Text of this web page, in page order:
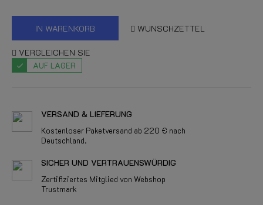
IN WARENKORB WUNSCHZETTEL
VERGLEICHEN SIE
AUF LAGER
VERSAND & LIEFERUNG
Kostenloser Paketversand ab 220 € nach
Deutschland.
SICHER UND VERTRAUENSWÜRDIG
Zertifiziertes Mitglied von Webshop
Trustmark